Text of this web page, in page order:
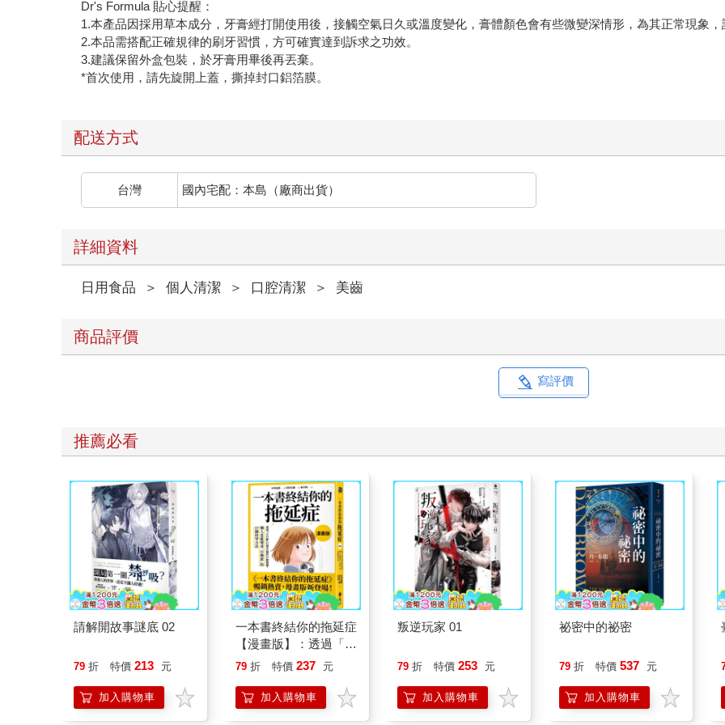
Dr's Formula 貼心提醒：
1.本產品因採用草本成分，牙膏經打開使用後，接觸空氣日久或溫度變化，膏體顏色會有些微變深情形，為其正常現象，
2.本品需搭配正確規律的刷牙習慣，方可確實達到訴求之功效。
3.建議保留外盒包裝，於牙膏用畢後再丟棄。
*首次使用，請先旋開上蓋，撕掉封口鋁箔膜。
配送方式
台灣 國內宅配：本島（廠商出貨）
詳細資料
日用食品 ＞ 個人清潔 ＞ 口腔清潔 ＞ 美齒
商品評價
寫評價
推薦必看
請解開故事謎底 02
79 折 特價 213 元
加入購物車
一本書終結你的拖延症
【漫畫版】：透過「小
行動」打開大腦的行動
「行動派」的37個科
學方法
79 折 特價 237 元
加入購物車
叛逆玩家 01
79 折 特價 253 元
加入購物車
祕密中的祕密
79 折 特價 537 元
加入購物車